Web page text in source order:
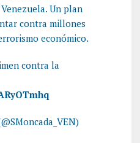
Un plan
contra millones
económico.
contra la